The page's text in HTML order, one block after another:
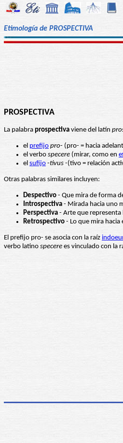
Etimología de PROSPECTIVA
PROSPECTIVA
La palabra prospectiva viene del latín
el prefijo pro- (pro- = hacia
el verbo specere (mirar, como en e
el sufijo -tivus -(tivo = relación
Otras palabras similares incluyen:
Despectivo - Que mira de forma
Introspectiva - Mirada hacia uno
Perspectiva - Arte que representa
Retrospectivo - Lo que mira hacia
El prefijo pro- se asocia con la raíz
verbo latino specere es vinculado con la